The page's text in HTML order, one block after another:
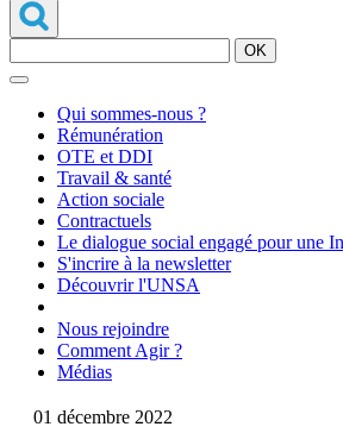
OK
Qui sommes-nous ?
Rémunération
OTE et DDI
Travail & santé
Action sociale
Contractuels
Le dialogue social engagé pour une
S'incrire à la newsletter
Découvrir l'UNSA
Nous rejoindre
Comment Agir ?
Médias
01 décembre 2022